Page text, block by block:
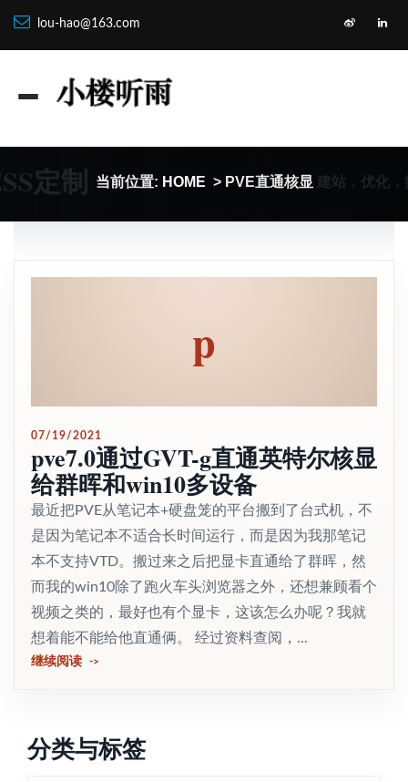
lou-hao@163.com
定制 当前位置: HOME > PVE直通核显 建站，优化，
p
07/19/2021
pve7.0通过GVT-g直通英特尔核显
给群晖和win10多设备
最近把PVE从笔记本+硬盘笼的平台搬到了台式机，不
是因为笔记本不适合长时间运行，而是因为我那笔记
本不支持VTD。搬过来之后把显卡直通给了群晖，然
而我的win10除了跑火车头浏览器之外，还想兼顾看个
视频之类的，最好也有个显卡，这该怎么办呢？我就
想着能不能给他直通俩。 经过资料查阅，...
继续阅读
分类与标签